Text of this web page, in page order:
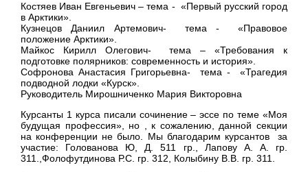
Костяев Иван Евгеньевич – тема - «Первый русский город
в Арктики».
Кузнецов Даниил Артемович- тема -
«Правовое
положение Арктики».
Майкос Кирилл Олегович- тема – «Требования к
подготовке полярников: современность и история».
Софронова Анастасия Григорьевна- тема -
«Трагедия
подводной лодки «Курск».
Руководитель Мирошниченко Мария Викторовна
Курсанты 1 курса писали сочинение – эссе по теме «Моя
будущая профессия», но , к сожалению, данной секции
на конференции не было. Мы благодарим курсантов за
участие: Голованова Ю, Д. 511 гр., Лапову А. А. гр.
311.,Фолофутдинова Р.С. гр. 312, Колыбину В.В. гр. 311.